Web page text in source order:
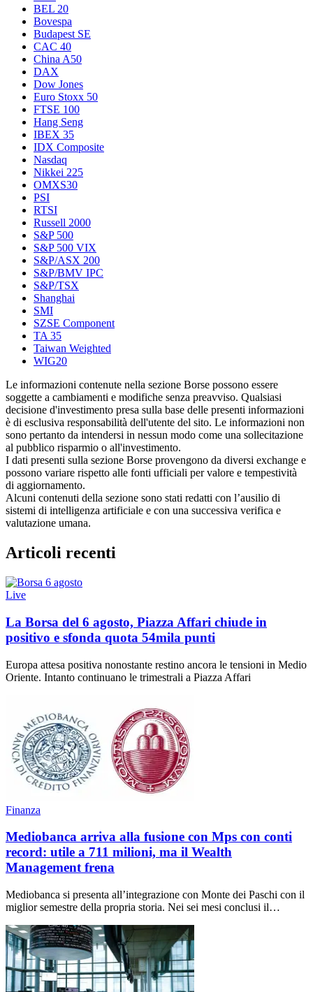
BEL 20
Bovespa
Budapest SE
CAC 40
China A50
DAX
Dow Jones
Euro Stoxx 50
FTSE 100
Hang Seng
IBEX 35
IDX Composite
Nasdaq
Nikkei 225
OMXS30
PSI
RTSI
Russell 2000
S&P 500
S&P 500 VIX
S&P/ASX 200
S&P/BMV IPC
S&P/TSX
Shanghai
SMI
SZSE Component
TA 35
Taiwan Weighted
WIG20
Le informazioni contenute nella sezione Borse possono essere
soggette a cambiamenti e modifiche senza preavviso. Qualsiasi
decisione d'investimento presa sulla base delle presenti informazioni
è di esclusiva responsabilità dell'utente del sito. Le informazioni non
sono pertanto da intendersi in nessun modo come una sollecitazione
al pubblico risparmio o all'investimento.
I dati presenti sulla sezione Borse provengono da diversi exchange e
possono variare rispetto alle fonti ufficiali per valore e tempestività
di aggiornamento.
Alcuni contenuti della sezione sono stati redatti con l’ausilio di
sistemi di intelligenza artificiale e con una successiva verifica e
valutazione umana.
Articoli recenti
Live
La Borsa del 6 agosto, Piazza Affari chiude in
positivo e sfonda quota 54mila punti
Europa attesa positiva nonostante restino ancora le tensioni in Medio
Oriente. Intanto continuano le trimestrali a Piazza Affari
Finanza
Mediobanca arriva alla fusione con Mps con conti
record: utile a 711 milioni, ma il Wealth
Management frena
Mediobanca si presenta all’integrazione con Monte dei Paschi con il
miglior semestre della propria storia. Nei sei mesi conclusi il…